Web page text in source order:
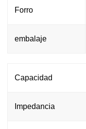
Forro
embalaje
Capacidad
Impedancia